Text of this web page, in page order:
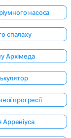
насоса
спалаху
Архімеда
прогресії
Арреніуса